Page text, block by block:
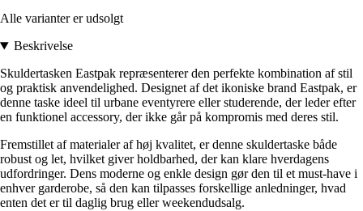
Alle varianter er udsolgt
Beskrivelse
Skuldertasken Eastpak repræsenterer den perfekte kombination af stil
og praktisk anvendelighed. Designet af det ikoniske brand Eastpak, er
denne taske ideel til urbane eventyrere eller studerende, der leder efter
en funktionel accessory, der ikke går på kompromis med deres stil.
Fremstillet af materialer af høj kvalitet, er denne skuldertaske både
robust og let, hvilket giver holdbarhed, der kan klare hverdagens
udfordringer. Dens moderne og enkle design gør den til et must-have i
enhver garderobe, så den kan tilpasses forskellige anledninger, hvad
enten det er til daglig brug eller weekendudsalg.